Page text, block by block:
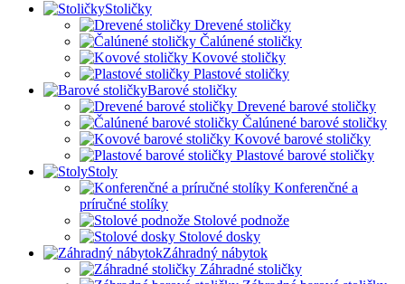
Stoličky
Drevené stoličky
Čalúnené stoličky
Kovové stoličky
Plastové stoličky
Barové stoličky
Drevené barové stoličky
Čalúnené barové stoličky
Kovové barové stoličky
Plastové barové stoličky
Stoly
Konferenčné a
príručné stolíky
Stolové podnože
Stolové dosky
Záhradný nábytok
Záhradné stoličky